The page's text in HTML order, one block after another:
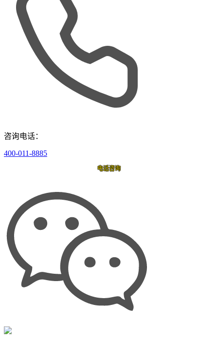
咨询电话：
400-011-8885
电话咨询